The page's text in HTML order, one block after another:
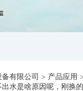
有限公司 > 产品应用
水是啥原因呢，刚换